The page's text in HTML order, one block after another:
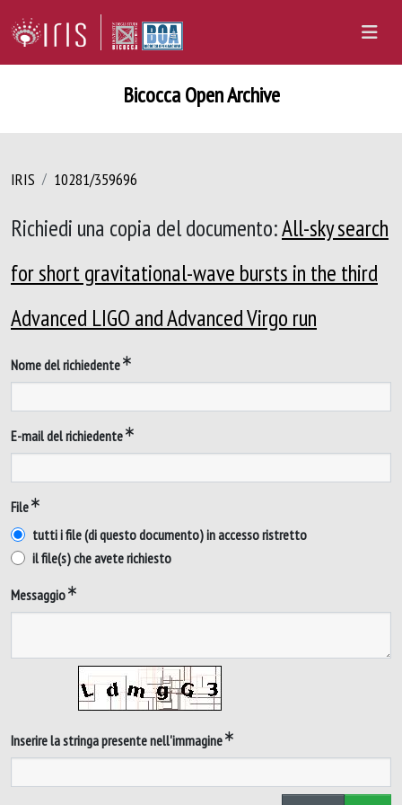
Bicocca Open Archive
IRIS 10281/359696
Richiedi una copia del documento:All-sky search
for short gravitational-wave bursts in the third
Advanced LIGO and Advanced Virgo run
Nome del richiedente
E-mail del richiedente
File
tutti i file (di questo documento) in accesso ristretto
il file(s) che avete richiesto
Messaggio
Inserire la stringa presente nell'immagine